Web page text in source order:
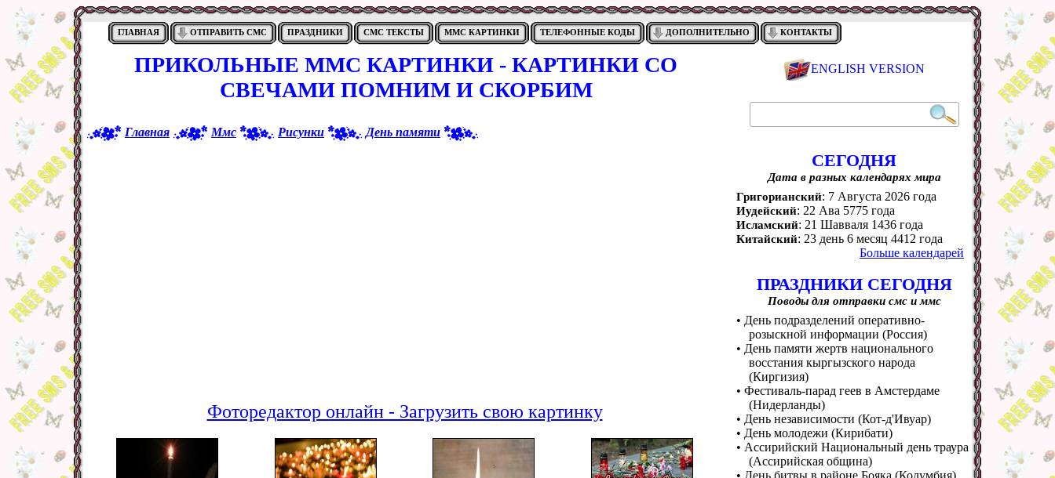
ГЛАВНАЯ ОТПРАВИТЬ СМС ПРАЗДНИКИ СМС ТЕКСТЫ ММС КАРТИНКИ ТЕЛЕФОННЫЕ КОДЫ ДОПОЛНИТЕЛЬНО КОНТАКТЫ
ПРИКОЛЬНЫЕ ММС КАРТИНКИ - КАРТИНКИ СО
СВЕЧАМИ ПОМНИМ И СКОРБИМ
Главная Ммс Рисунки День памяти
Фоторедактор онлайн - Загрузить свою картинку
ENGLISH VERSION
СЕГОДНЯ
Дата в разных календарях мира
Григорианский: 7 Августа 2026 года
Иудейский: 22 Ава 5775 года
Исламский: 21 Шавваля 1436 года
Китайский: 23 день 6 месяц 4412 года
Больше календарей
ПРАЗДНИКИ СЕГОДНЯ
Поводы для отправки смс и ммс
• День подразделений оперативно-
розыскной информации (Россия)
• День памяти жертв национального
восстания кыргызского народа
(Киргизия)
• Фестиваль-парад геев в Амстердаме
(Нидерланды)
• День независимости (Кот-д'Ивуар)
• День молодежи (Кирибати)
• Ассирийский Национальный день траура
(Ассирийская община)
• День битвы в районе Бояка (Колумбия)